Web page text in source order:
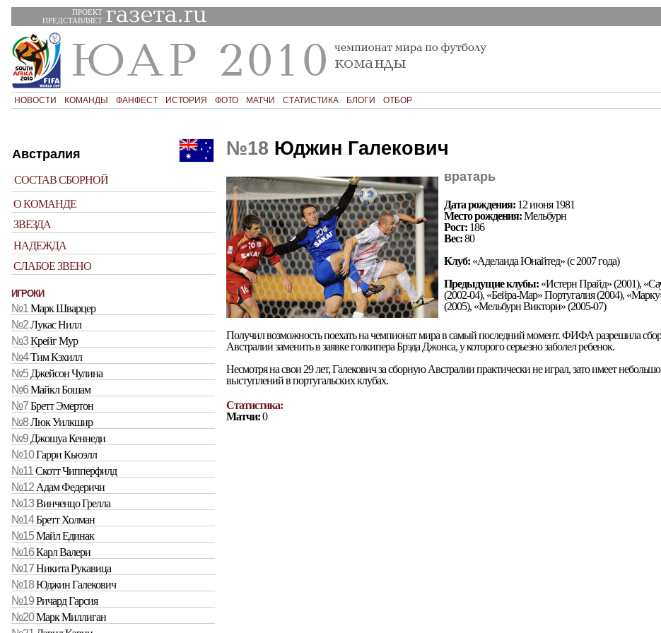
ПРОЕКТ
ПРЕДСТАВЛЯЕТ
НОВОСТИ КОМАНДЫ ФАНФЕСТ ИСТОРИЯ ФОТО МАТЧИ СТАТИСТИКА БЛОГИ ОТБОР
Австралия
СОСТАВ СБОРНОЙ
О КОМАНДЕ
ЗВЕЗДА
НАДЕЖДА
СЛАБОЕ ЗВЕНО
ИГРОКИ
№1Марк Шварцер
№2Лукас Нилл
№3Крейг Мур
№4Тим Кэхилл
№5 Джейсон Чулина
№6Майкл Бошам
№7Бретт Эмертон
№8Люк Уилкшир
№9 Джошуа Кеннеди
№10Гарри Кьюэлл
№11Скотт Чипперфилд
№12 Адам Федеричи
№13Винченцо Грелла
№14Бретт Холман
№15Майл Единак
№16Карл Валери
№17Никита Рукавица
№18Юджин Галекович
№19Ричард Гарсия
№20Марк Миллиган
№18 Юджин Галекович
вратарь
Дата рождения: 12 июня 1981
Место рождения:Мельбурн
Рост: 186
Вес:80
Клуб: «Аделаида Юнайтед» (с 2007 года)
Предыдущие клубы: «Истерн Прайд» (2001),
(2002-04), «Бейра-Мар» Португалия (2004),
(2005), «Мельбурн Виктори» (2005-07)
Получил возможность поехать на чемпионат мира в самый последний момент. ФИФА разрешила
Австралии заменить в заявке голкипера Брэда Джонса, у которого серьезно заболел ребенок.
Несмотря на свои 29 лет, Галекович за сборную Австралии практически не играл, зато имеет
выступлений в португальских клубах.
Статистика:
Матчи:0